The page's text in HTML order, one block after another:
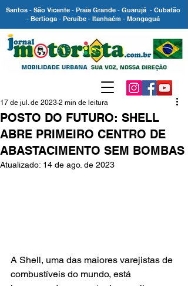
Santos - São Vicente - Praia Grande - Guarujá - Cubatão
- Bertioga - Peruíbe - Itanhaém - Mongaguá
POSTO DO FUTURO: SHELL
ABRE PRIMEIRO CENTRO DE
ABASTACIMENTO SEM BOMBAS
17 de jul. de 2023 2 min de leitura
Atualizado: 14 de ago. de 2023
A Shell, uma das maiores varejistas de
combustíveis do mundo, está